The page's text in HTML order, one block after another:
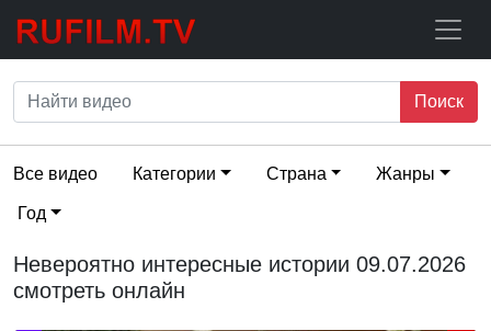
Поиск
Все видео Категории Страна Жанры
Год
Невероятно интересные истории 09.07.2026
смотреть онлайн